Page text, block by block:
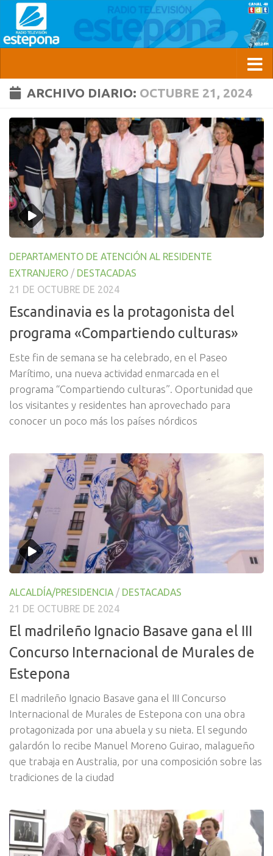
ARCHIVO DIARIO: OCTUBRE 21, 2024
DEPARTAMENTO DE ATENCIÓN AL RESIDENTE
EXTRANJERO / DESTACADAS
21 DE OCTUBRE DE 2024
Escandinavia es la protagonista del
programa «Compartiendo culturas»
Este fin de semana se ha celebrado, en el Paseo
Marítimo, una nueva actividad enmarcada en el
programa “Compartiendo culturas”. Oportunidad que
los visitantes y residentes han aprovechado para
conocer un poco más los países nórdicos
ALCALDÍA/PRESIDENCIA / DESTACADAS
21 DE OCTUBRE DE 2024
El madrileño Ignacio Basave gana el III
Concurso Internacional de Murales de
Estepona
El madrileño Ignacio Basave gana el III Concurso
Internacional de Murales de Estepona con una obra
protagonizada por una abuela y su nieta. El segundo
galardón lo recibe Manuel Moreno Guirao, malagueño
que trabaja en Australia, por una composición sobre las
tradiciones de la ciudad